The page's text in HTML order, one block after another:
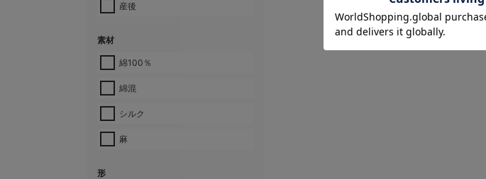
産後
素材
綿100％
綿混
シルク
麻
形